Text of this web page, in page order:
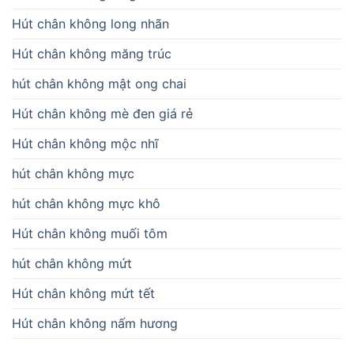
Hút chân không long nhãn
Hút chân không măng trúc
hút chân không mật ong chai
Hút chân không mè đen giá rẻ
Hút chân không mộc nhĩ
hút chân không mực
hút chân không mực khô
Hút chân không muối tôm
hút chân không mứt
Hút chân không mứt tết
Hút chân không nấm hương